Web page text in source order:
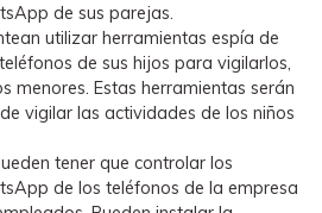
de sus parejas.
utilizar herramientas espía de
de sus hijos para vigilarlos,
menores. Estas herramientas serán
vigilar las actividades de los niños
tener que controlar los
de los teléfonos de la empresa